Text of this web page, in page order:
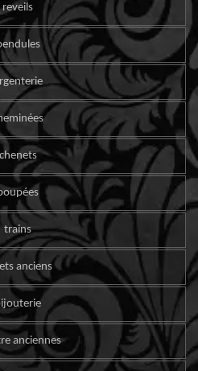
reveils
trains
anciens
anciennes